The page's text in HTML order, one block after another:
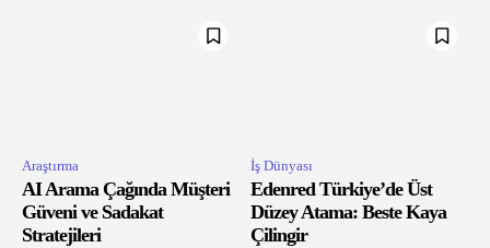
Araştırma
AI Arama Çağında Müşteri
Güveni ve Sadakat
Stratejileri
İş Dünyası
Edenred Türkiye’de Üst
Düzey Atama: Beste Kaya
Çilingir